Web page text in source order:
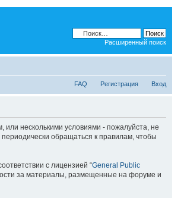
Расширенный поиск
FAQ Регистрация Вход
несколькими условиями - пожалуйста, не
обращаться к правилам, чтобы
с лицензией “General Public
за материалы, размещенные на форуме и